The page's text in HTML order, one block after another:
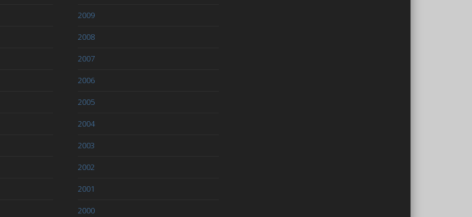
2009
2008
2007
2006
2005
2004
2003
2002
2001
2000